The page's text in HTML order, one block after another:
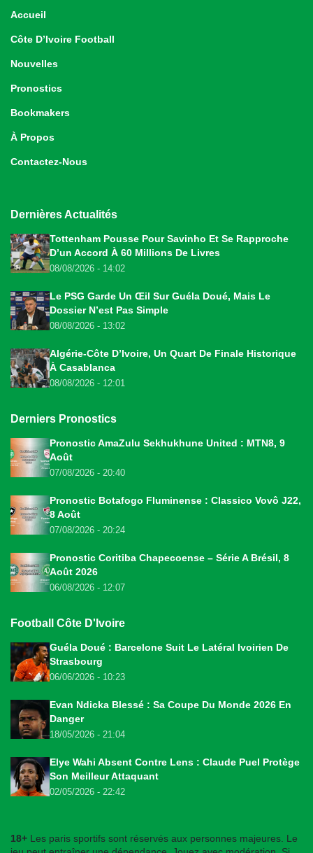
Accueil
Côte D’Ivoire Football
Nouvelles
Pronostics
Bookmakers
À Propos
Contactez-Nous
Dernières Actualités
Tottenham Pousse Pour Savinho Et Se Rapproche
D’un Accord À 60 Millions De Livres
08/08/2026 - 14:02
Le PSG Garde Un Œil Sur Guéla Doué, Mais Le
Dossier N’est Pas Simple
08/08/2026 - 13:02
Algérie-Côte D’Ivoire, Un Quart De Finale Historique
À Casablanca
08/08/2026 - 12:01
Derniers Pronostics
Pronostic AmaZulu Sekhukhune United : MTN8, 9
Août
07/08/2026 - 20:40
Pronostic Botafogo Fluminense : Classico Vovô J22,
8 Août
07/08/2026 - 20:24
Pronostic Coritiba Chapecoense – Série A Brésil, 8
Août 2026
06/08/2026 - 12:07
Football Côte D'Ivoire
Guéla Doué : Barcelone Suit Le Latéral Ivoirien De
Strasbourg
06/06/2026 - 10:23
Evan Ndicka Blessé : Sa Coupe Du Monde 2026 En
Danger
18/05/2026 - 21:04
Elye Wahi Absent Contre Lens : Claude Puel Protège
Son Meilleur Attaquant
02/05/2026 - 22:42
18+ Les paris sportifs sont réservés aux personnes majeures. Le